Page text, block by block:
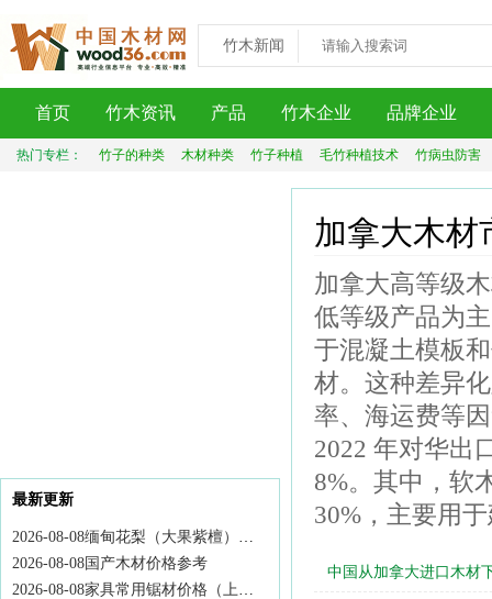
竹木新闻
首页 竹木资讯 产品 竹木企业 品牌企业
热门专栏： 竹子的种类 木材种类 竹子种植 毛竹种植技术 竹病虫防害
最新更新
2026-08-08缅甸花梨（大果紫檀）价格行情
2026-08-08国产木材价格参考
2026-08-08家具常用锯材价格（上海、张家港市场）
加拿大木材
加拿大高等级
低等级产品为
于混凝土模板
材。这种差异
率、海运费等
2022 年对华出
8%。其中，软
30%，主要用
中国从加拿大进口木材